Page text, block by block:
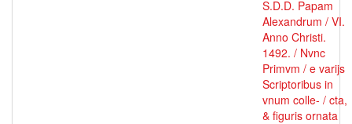
S.D.D. Papam
Alexandrum / VI.
Anno Christi.
1492. / Nvnc
Primvm / e varijs
Scriptoribus in
vnum colle- / cta,
& figuris ornata